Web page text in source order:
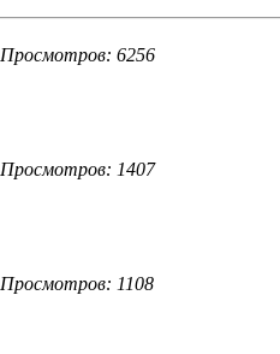
Просмотров: 6256
Просмотров: 1407
Просмотров: 1108